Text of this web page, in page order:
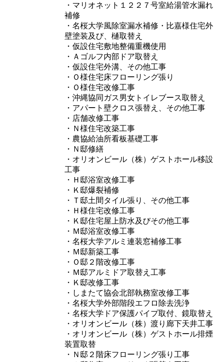
・マリオネット１２２７号室給湯管水漏れ
補修
・名桜大学風除室漏水補修・比嘉様住宅外
壁塗装及び、樋取替え
・仮設住宅敷地整備重機使用
・Ａゴルフ内部ドア取替え
・仮設住宅外溝、その他工事
・Ｏ様住宅床フローリング張り
・Ｏ様住宅改修工事
・沖縄協同ガス男女トイレブース取替え
・アパート壁クロス張替え、その他工事
・店舗改修工事
・Ｎ様住宅改築工事
・農協給油所看板基礎工事
・Ｎ邸修繕
・オリオンビール（株）ゲストホール移設
工事
・Ｈ邸浴室改修工事
・Ｋ邸爆裂補修
・Ｔ邸土間タイル張り、その他工事
・Ｈ様住宅改修工事
・Ｋ邸住宅屋上防水及びその他工事
・Ｍ邸浴室改修工事
・名桜大学アルミ連装窓補修工事
・Ｍ邸新築工事
・Ｏ邸２階改修工事
・Ｍ邸アルミドア取替え工事
・Ｋ邸改修工事
・しまたて協会北部執務室改修工事
・名桜大学外部階段エフロ除去洗浄
・名桜大学ドア保護パイプ取付、鏡取替え
・オリオンビール（株）渡り廊下天井工事
・オリオンビール（株）ゲストホール排煙
装置取替
・Ｎ邸２階床フローリング張り工事